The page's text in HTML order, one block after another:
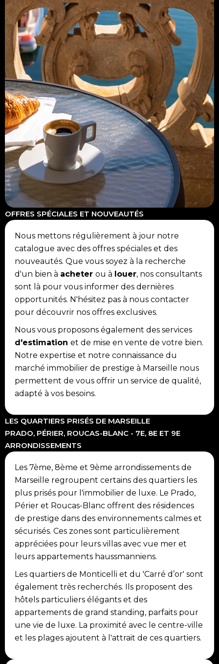
OFFRES SPÉCIALES ET NOUVEAUTÉS
Nous mettons régulièrement à jour notre
catalogue avec des offres spéciales et des
nouveautés. Que vous soyez à la recherche
d'un bien à acheter ou à louer, nos consultants
sont là pour vous informer des dernières
opportunités. N'hésitez pas à nous contacter
pour découvrir nos offres exclusives.
Nous vous proposons également des services
d'estimation et de mise en vente de votre bien.
Notre expertise et notre connaissance du
marché immobilier de prestige à Marseille nous
permettent de vous offrir un service de qualité,
adapté à vos besoins.
LES QUARTIERS PRISÉS DE MARSEILLE
PRADO, PÉRIER, ROUCAS-BLANC - 7E, 8E ET 9E
ARRONDISSEMENTS
Les 7ème, 8ème et 9ème arrondissements de
Marseille regroupent certains des quartiers les
plus prisés pour l'immobilier de luxe. Le Prado,
Périer et Roucas-Blanc offrent des résidences
de prestige dans des environnements calmes et
sécurisés. Ces zones sont particulièrement
appréciées pour leurs villas avec vue mer et
leurs appartements haussmanniens.
Les quartiers de Monticelli et du 'Carré d’or' sont
également très recherchés. Ils proposent des
hôtels particuliers élégants et des
appartements de grand standing, parfaits pour
une vie de luxe. La proximité avec le centre-ville
et les plages ajoutent à l'attrait de ces quartiers.